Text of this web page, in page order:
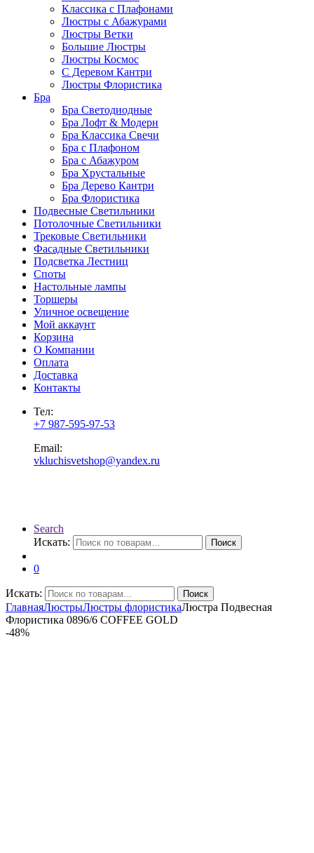
Классика с Плафонами
Люстры с Абажурами
Люстры Ветки
Большие Люстры
Люстры Космос
С Деревом Кантри
Люстры Флористика
Бра
Бра Светодиодные
Бра Лофт & Модерн
Бра Классика Свечи
Бра с Плафоном
Бра с Абажуром
Бра Хрустальные
Бра Дерево Кантри
Бра Флористика
Подвесные Светильники
Потолочные Светильники
Трековые Светильники
Фасадные Светильники
Подсветка Лестниц
Споты
Настольные лампы
Торшеры
Уличное освещение
Мой аккаунт
Корзина
О Компании
Оплата
Доставка
Контакты
Тел:
+7 987-595-97-53
Email:
vkluchisvetshop@yandex.ru
Search
Искать:
Поиск
0
Искать: Поиск
ГлавнаяЛюстрыЛюстры флористикаЛюстра Подвесная
Флористика 0896/6 COFFEE GOLD
-48%